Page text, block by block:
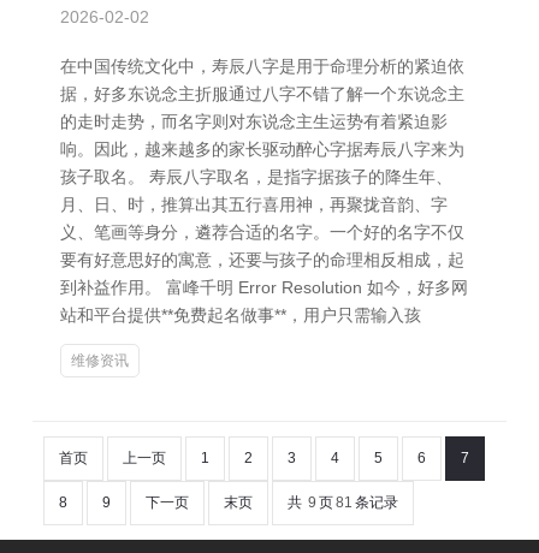
2026-02-02
在中国传统文化中，寿辰八字是用于命理分析的紧迫依
据，好多东说念主折服通过八字不错了解一个东说念主
的走时走势，而名字则对东说念主生运势有着紧迫影
响。因此，越来越多的家长驱动醉心字据寿辰八字来为
孩子取名。 寿辰八字取名，是指字据孩子的降生年、
月、日、时，推算出其五行喜用神，再聚拢音韵、字
义、笔画等身分，遴荐合适的名字。一个好的名字不仅
要有好意思好的寓意，还要与孩子的命理相反相成，起
到补益作用。 富峰千明 Error Resolution 如今，好多网
站和平台提供**免费起名做事**，用户只需输入孩
维修资讯
首页 上一页 1 2 3 4 5 6 7
8 9 下一页 末页 共 9 页81 条记录